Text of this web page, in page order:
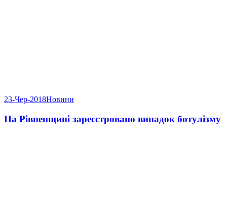
23-Чер-2018Новини
На Рівненщині зареєстровано випадок ботулізму